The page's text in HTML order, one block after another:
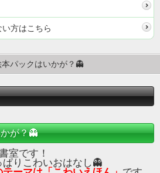
方はこちら
本パックはいかが？👻
が？👻
室です！
りこわいおはなし👻